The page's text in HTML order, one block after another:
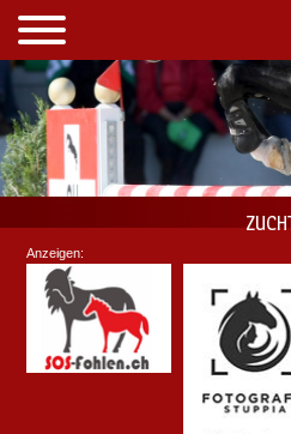
Anzeigen: